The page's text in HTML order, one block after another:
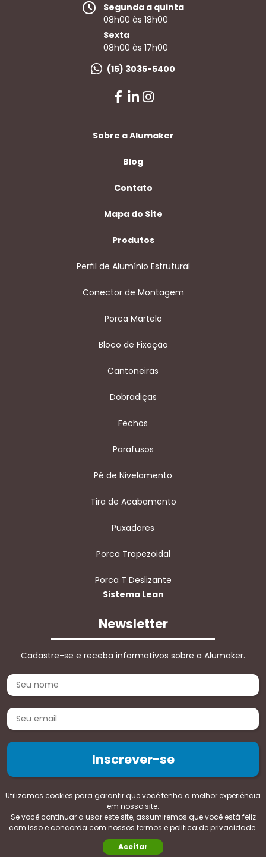
Segunda a quinta
08h00 às 18h00
Sexta
08h00 às 17h00
(15) 3035-5400
Sobre a Alumaker
Blog
Contato
Mapa do Site
Produtos
Perfil de Alumínio Estrutural
Conector de Montagem
Porca Martelo
Bloco de Fixação
Cantoneiras
Dobradiças
Fechos
Parafusos
Pé de Nivelamento
Tira de Acabamento
Puxadores
Porca Trapezoidal
Porca T Deslizante
Sistema Lean
Newsletter
Cadastre-se e receba informativos sobre a Alumaker.
Copyright 2026 -Politica de privacidade e termos de uso
Agência Digimeta
Utilizamos cookies para garantir que você tenha a melhor experiência
em nosso site.
Se você continuar a usar este site, assumiremos que você está feliz
com isso e concorda com nossos termos e politica de privacidade.
Aceitar